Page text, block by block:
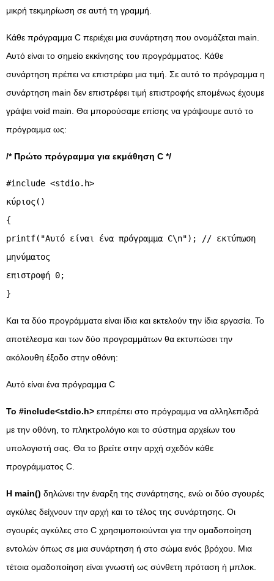
μικρή τεκμηρίωση σε αυτή τη γραμμή.
Κάθε πρόγραμμα C περιέχει μια συνάρτηση που ονομάζεται main.
Αυτό είναι το σημείο εκκίνησης του προγράμματος. Κάθε
συνάρτηση πρέπει να επιστρέφει μια τιμή. Σε αυτό το πρόγραμμα η
συνάρτηση main δεν επιστρέφει τιμή επιστροφής επομένως έχουμε
γράψει void main. Θα μπορούσαμε επίσης να γράψουμε αυτό το
πρόγραμμα ως:
/* Πρώτο πρόγραμμα για εκμάθηση C */
#include <stdio.h>
κύριος()
{
printf("Αυτό είναι ένα πρόγραμμα C\n"); // εκτύπωση
μηνύματος
επιστροφή 0;
}
Και τα δύο προγράμματα είναι ίδια και εκτελούν την ίδια εργασία. Το
αποτέλεσμα και των δύο προγραμμάτων θα εκτυπώσει την
ακόλουθη έξοδο στην οθόνη:
Αυτό είναι ένα πρόγραμμα C
Το #include<stdio.h> επιτρέπει στο πρόγραμμα να αλληλεπιδρά
με την οθόνη, το πληκτρολόγιο και το σύστημα αρχείων του
υπολογιστή σας. Θα το βρείτε στην αρχή σχεδόν κάθε
προγράμματος C.
Η main() δηλώνει την έναρξη της συνάρτησης, ενώ οι δύο σγουρές
αγκύλες δείχνουν την αρχή και το τέλος της συνάρτησης. Οι
σγουρές αγκύλες στο C χρησιμοποιούνται για την ομαδοποίηση
εντολών όπως σε μια συνάρτηση ή στο σώμα ενός βρόχου. Μια
τέτοια ομαδοποίηση είναι γνωστή ως σύνθετη πρόταση ή μπλοκ.